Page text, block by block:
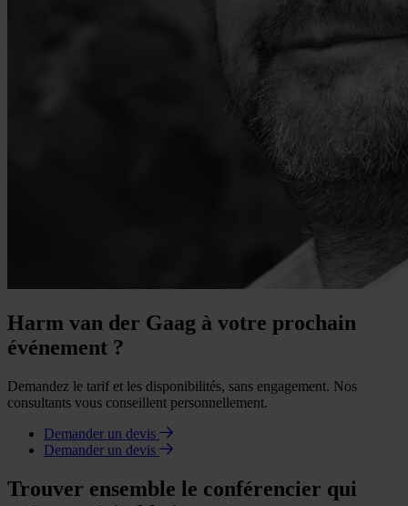
Harm van der Gaag à votre prochain
événement ?
Demandez le tarif et les disponibilités, sans engagement. Nos
consultants vous conseillent personnellement.
Demander un devis
Demander un devis
Trouver ensemble le conférencier qui